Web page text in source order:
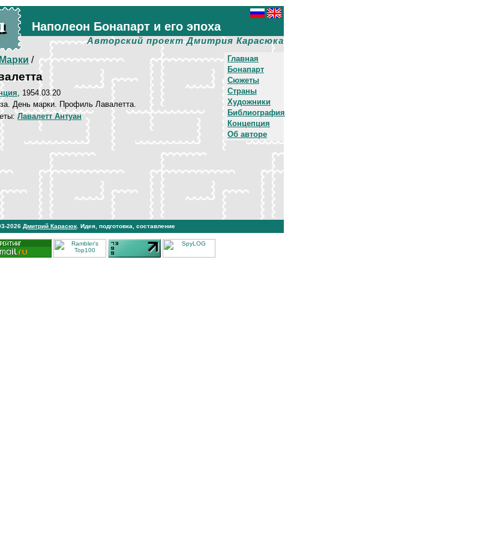
Наполеон Бонапарт и его эпоха
Авторский проект Дмитрия Карасюка
Главная
Бонапарт
Сюжеты
Страны
Художники
Библиография
Концепция
Об авторе
/
, 1954.03.20
День марки. Профиль Лавалетта.
Лавалетт Антуан
2026 Дмитрий Карасюк . Идея, подготовка, составление